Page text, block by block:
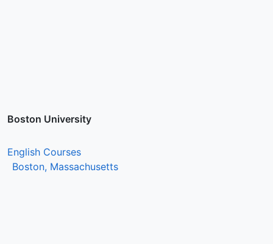
Boston University
English Courses
Boston, Massachusetts